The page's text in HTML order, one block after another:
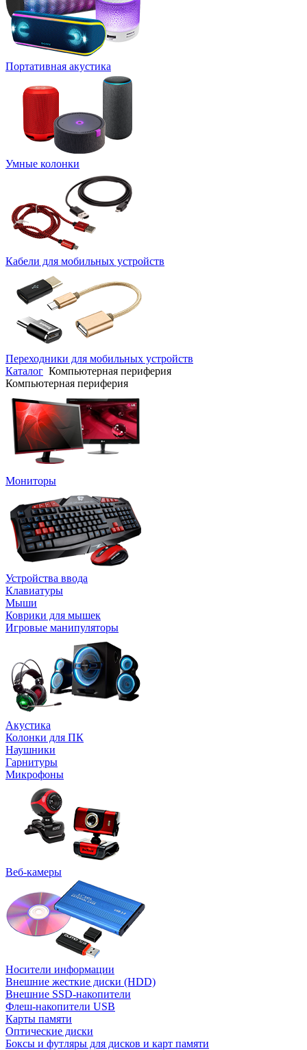
Портативная акустика
Умные колонки
Кабели для мобильных устройств
Переходники для мобильных устройств
Каталог Компьютерная периферия
Компьютерная периферия
Мониторы
Устройства ввода
Клавиатуры
Мыши
Коврики для мышек
Игровые манипуляторы
Акустика
Колонки для ПК
Наушники
Гарнитуры
Микрофоны
Веб-камеры
Носители информации
Внешние жесткие диски (HDD)
Внешние SSD-накопители
Флеш-накопители USB
Карты памяти
Оптические диски
Боксы и футляры для дисков и карт памяти